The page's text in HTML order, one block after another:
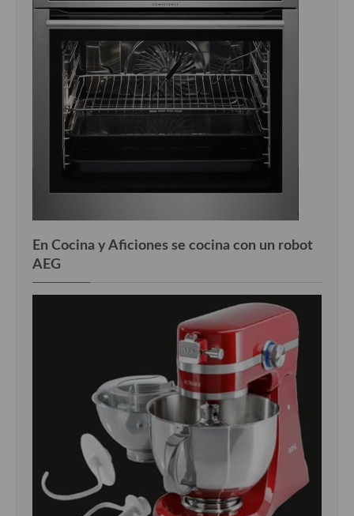
En Cocina y Aficiones se cocina con un robot
AEG